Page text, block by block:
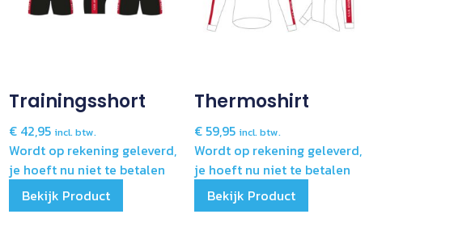
Trainingsshort
€ 42,95 incl. btw.
Wordt op rekening geleverd,
je hoeft nu niet te betalen
Bekijk Product
Thermoshirt
€ 59,95 incl. btw.
Wordt op rekening geleverd,
je hoeft nu niet te betalen
Bekijk Product